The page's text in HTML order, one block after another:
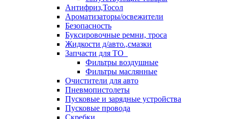
Антифриз,Тосол
Ароматизаторы/освежители
Безопасность
Буксировочные ремни, троса
Жидкости д/авто.,смазки
Запчасти для ТО
Фильтры воздушные
Фильтры маслянные
Очистители для авто
Пневмопистолеты
Пусковые и зарядные устройства
Пусковые провода
Скребки